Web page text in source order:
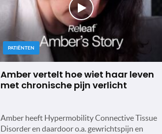
PATIËNTEN
Amber vertelt hoe wiet haar leven
met chronische pijn verlicht
Amber heeft Hypermobility Connective Tissue
Disorder en daardoor o.a. gewrichtspijn en